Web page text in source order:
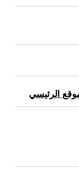
الرئيسي